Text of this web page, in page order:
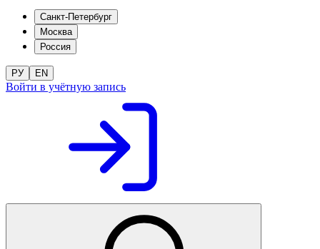
Санкт-Петербург
Москва
Россия
РУ EN
Войти в учётную запись